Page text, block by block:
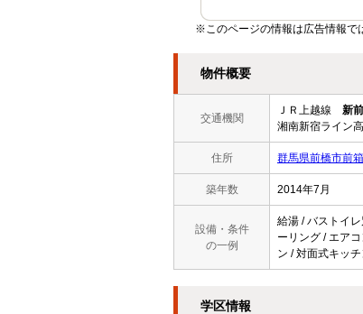
※このページの情報は広告情報で
物件概要
交通機関
ＪＲ上越線 新
湘南新宿ライ
住所 群馬県前橋市前
築年数 2014年7月
設備・条件
の一例
給湯 / バストイ
ーリング / エア
ン / 対面式キッ
学区情報